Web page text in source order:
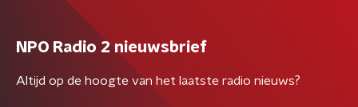
NPO Radio 2 nieuwsbrief
Altijd op de hoogte van het laatste radio nieuws?